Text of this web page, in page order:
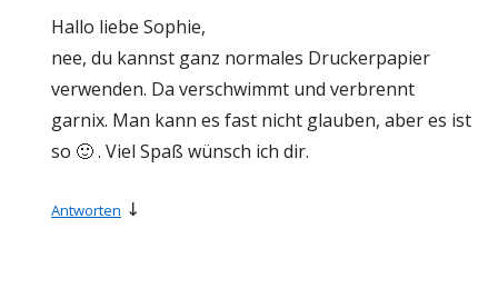
Hallo liebe Sophie,
nee, du kannst ganz normales Druckerpapier
verwenden. Da verschwimmt und verbrennt
garnix. Man kann es fast nicht glauben, aber es ist
so 🙂 . Viel Spaß wünsch ich dir.
Antworten ↓